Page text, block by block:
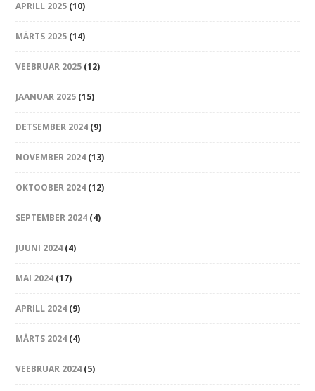
APRILL 2025 (10)
MÄRTS 2025 (14)
VEEBRUAR 2025 (12)
JAANUAR 2025 (15)
DETSEMBER 2024 (9)
NOVEMBER 2024 (13)
OKTOOBER 2024 (12)
SEPTEMBER 2024 (4)
JUUNI 2024 (4)
MAI 2024 (17)
APRILL 2024 (9)
MÄRTS 2024 (4)
VEEBRUAR 2024 (5)